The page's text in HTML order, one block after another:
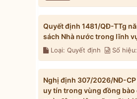
Quyết định 1481/QĐ-TTg
sách Nhà nước trong lĩnh
Loại: Quyết định Số
Nghị định 307/2026/NĐ-
uy tín trong vùng đồng